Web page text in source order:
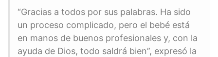
“Gracias a todos por sus palabras. Ha sido
un proceso complicado, pero el bebé está
en manos de buenos profesionales y, con la
ayuda de Dios, todo saldrá bien”, expresó la